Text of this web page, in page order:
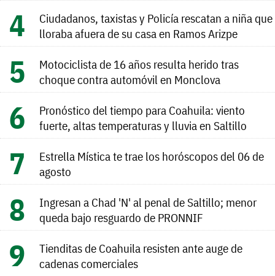
Ciudadanos, taxistas y Policía rescatan a niña que
lloraba afuera de su casa en Ramos Arizpe
Motociclista de 16 años resulta herido tras
choque contra automóvil en Monclova
Pronóstico del tiempo para Coahuila: viento
fuerte, altas temperaturas y lluvia en Saltillo
Estrella Mística te trae los horóscopos del 06 de
agosto
Ingresan a Chad 'N' al penal de Saltillo; menor
queda bajo resguardo de PRONNIF
Tienditas de Coahuila resisten ante auge de
cadenas comerciales